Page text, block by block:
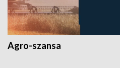
Agro-szansa